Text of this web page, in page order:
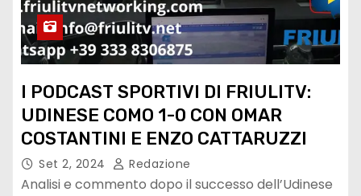
I PODCAST SPORTIVI DI FRIULITV:
UDINESE COMO 1-0 CON OMAR
COSTANTINI E ENZO CATTARUZZI
Set 2, 2024 Redazione
Analisi e commento dopo il successo dell’Udinese